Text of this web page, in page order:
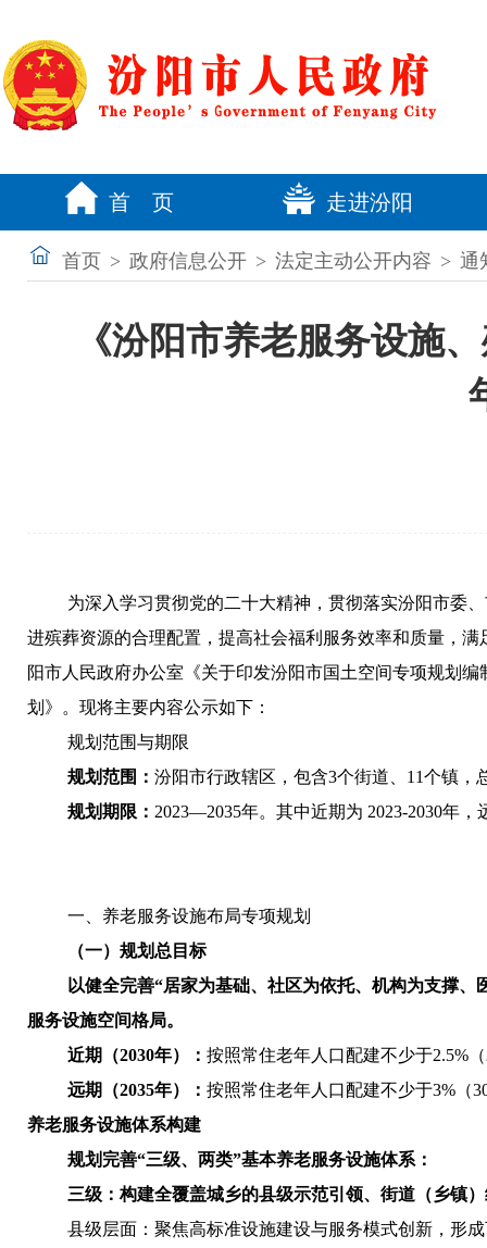
首 页 走进汾阳
首页 > 政府信息公开 > 法定主动公开内容 > 通
《汾阳市养老服务设施
为深入学习贯彻党的二十大精神，贯彻落实汾阳市委
进殡葬资源的合理配置，提高社会福利服务效率和质量，
阳市人民政府办公室《关于印发汾阳市国土空间专项规划
划》。现将主要内容公示如下：
规划范围与期限
规划范围：汾阳市行政辖区，包含3个街道、 11个镇，
规划期限： 2023—2035年。其中近期为 2023-2030年，
一、养老服务设施布局专项规划
（一）规划总目标
以健全完善“居家为基础、社区为依托、机构为支撑
服务设施空间格局。
近期（2030年）：按照常住老年人口配建不少于2.5% （
远期（2035年）：按照常住老年人口配建不少于3% （
养老服务设施体系构建
规划完善“三级、两类”基本养老服务设施体系：
三级：构建全覆盖城乡的县级示范引领、街道（乡镇
县级层面：聚焦高标准设施建设与服务模式创新，形